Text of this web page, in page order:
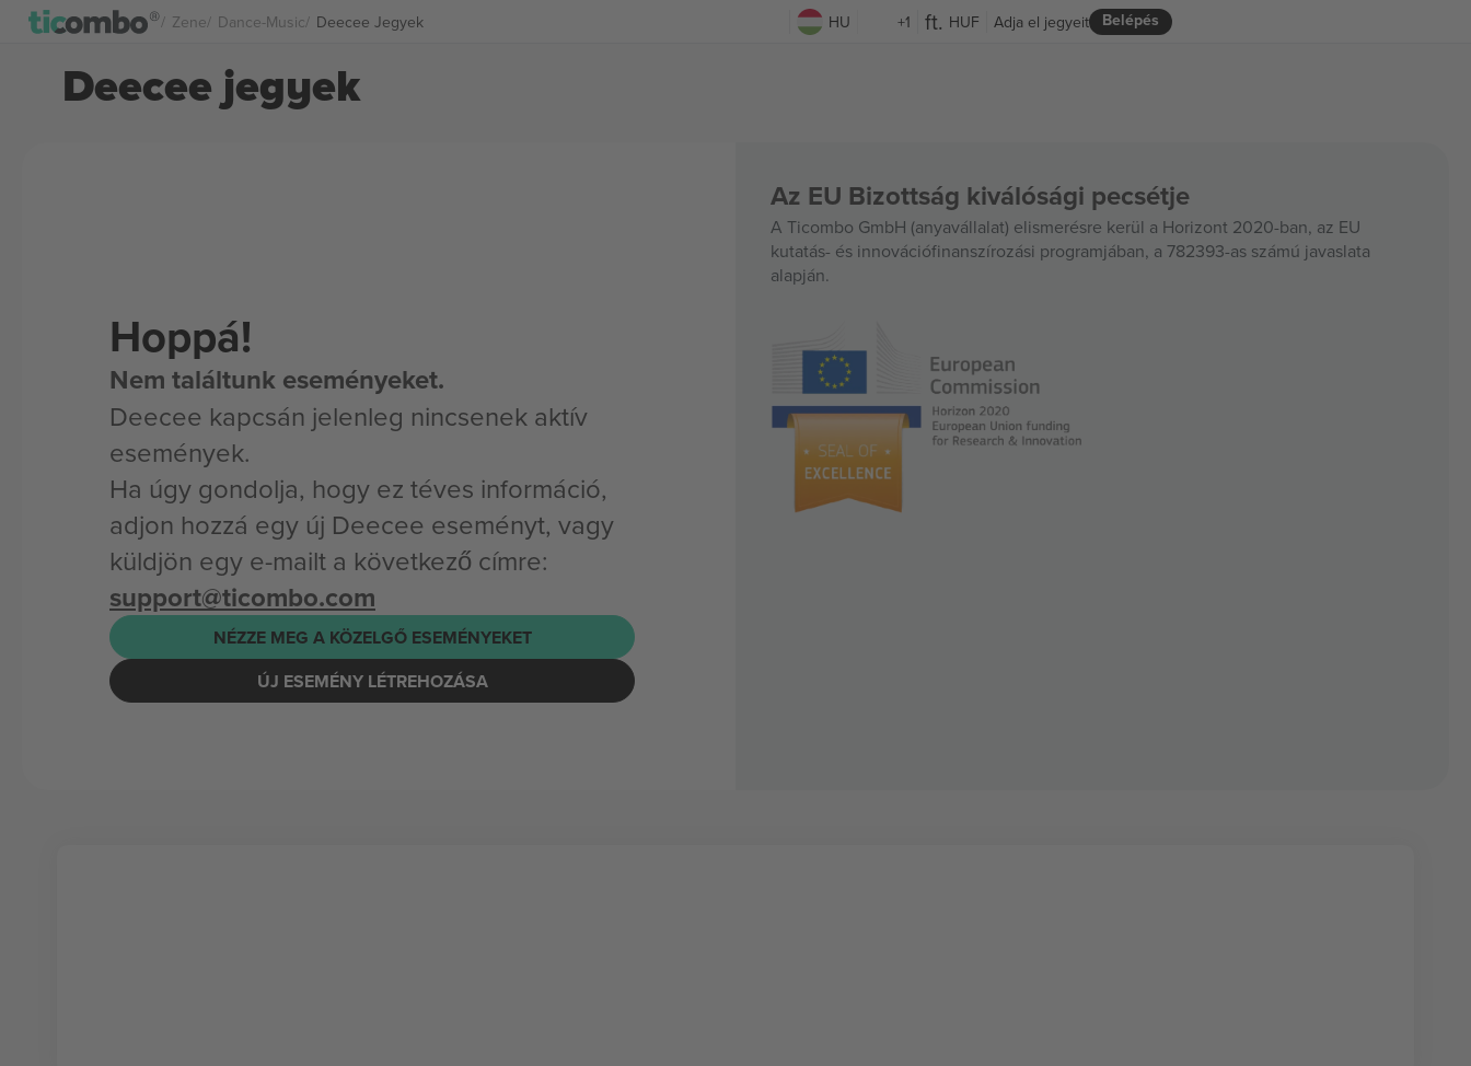
Zene Dance-Music Deecee Jegyek HU +1 HUF Belépés
Adja el jegyeit
Deecee jegyek
Hoppá!
Nem találtunk eseményeket.
Deecee kapcsán jelenleg nincsenek aktív
események.
Ha úgy gondolja, hogy ez téves információ,
adjon hozzá egy új Deecee eseményt, vagy
küldjön egy e-mailt a következő címre:
support@ticombo.com
NÉZZE MEG A KÖZELGŐ ESEMÉNYEKET
ÚJ ESEMÉNY LÉTREHOZÁSA
Az EU Bizottság kiválósági pecsétje
A Ticombo GmbH (anyavállalat) elismerésre kerül a Horizont 2020-ban, az EU
kutatás- és innovációfinanszírozási programjában, a 782393-as számú javaslata
alapján.